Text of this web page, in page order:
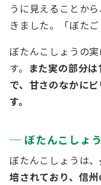
うに見えることか
きました。「ぼた
ぼたんこしょうの
す。 また実の部分
で、甘さのなかに
す。
ぼたんこしょ
ぼたんこしょうは、
培されており、信州